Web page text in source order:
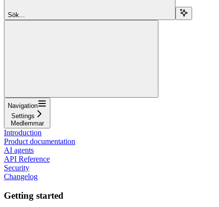
Sök...
Navigation
Settings
Medlemmar
Introduction
Product documentation
AI agents
API Reference
Security
Changelog
Getting started